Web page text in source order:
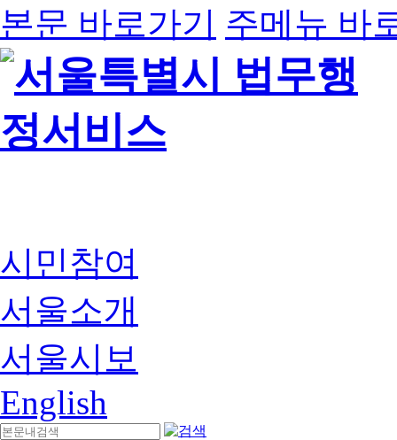
본문 바로가기 주메뉴 바
시민참여
서울소개
서울시보
English